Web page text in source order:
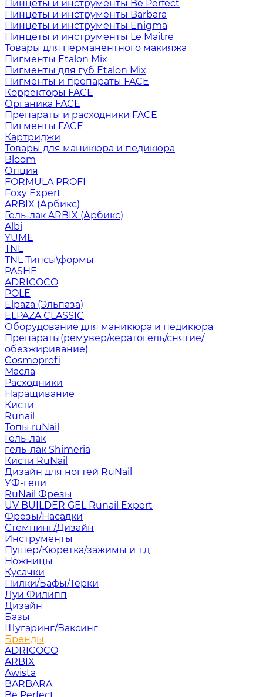
Пинцеты и инструменты Be Perfect
Пинцеты и инструменты Barbara
Пинцеты и инструменты Enigma
Пинцеты и инструменты Le Maitre
Товары для перманентного макияжа
Пигменты Etalon Mix
Пигменты для губ Etalon Mix
Пигменты и препараты FACE
Корректоры FACE
Органика FACE
Препараты и расходники FACE
Пигменты FACE
Картриджи
Товары для маникюра и педикюра
Bloom
Опция
FORMULA PROFI
Foxy Expert
ARBIX (Арбикс)
Гель-лак ARBIX (Арбикс)
Albi
YUME
TNL
TNL Типсы\формы
PASHE
ADRICOCO
POLE
Elpaza (Эльпаза)
ELPAZA CLASSIC
Оборудование для маникюра и педикюра
Препараты(ремувер/кератогель/снятие/
обезжиривание)
Cosmoprofi
Масла
Расходники
Наращивание
Кисти
Runail
Топы ruNail
Гель-лак
гель-лак Shimeria
Кисти RuNail
Дизайн для ногтей RuNail
УФ-гели
RuNail Фрезы
UV BUILDER GEL Runail Expert
Фрезы/Насадки
Стемпинг/Дизайн
Инструменты
Пушер/Кюретка/зажимы и т.д
Ножницы
Кусачки
Пилки/Бафы/Тёрки
Луи Филипп
Дизайн
Базы
Шугаринг/Ваксинг
Бренды
ADRICOCO
ARBIX
Awista
BARBARA